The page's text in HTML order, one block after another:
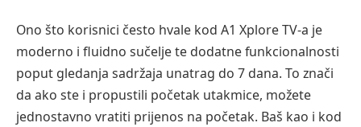
Ono što korisnici često hvale kod A1 Xplore TV-a je
moderno i fluidno sučelje te dodatne funkcionalnosti
poput gledanja sadržaja unatrag do 7 dana. To znači
da ako ste i propustili početak utakmice, možete
jednostavno vratiti prijenos na početak. Baš kao i kod